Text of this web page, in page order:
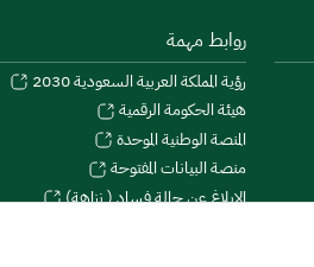
روابط مهمة
رؤية المملكة العربية السعودية 2030
هيئة الحكومة الرقمية
المنصة الوطنية الموحدة
منصة البيانات المفتوحة
الإبلاغ عن حالة فساد ( نزاهة)